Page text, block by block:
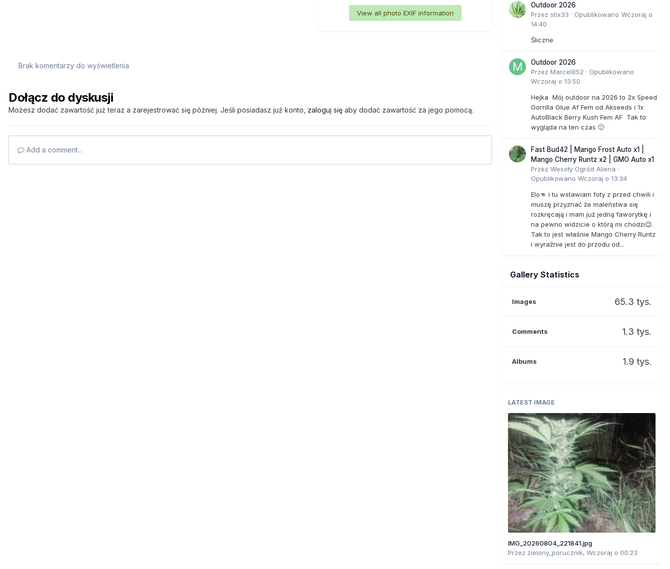
View all photo EXIF information
Brak komentarzy do wyświetlenia
Dołącz do dyskusji
Możesz dodać zawartość już teraz a zarejestrować się później. Jeśli posiadasz już konto, zaloguj się aby dodać zawartość za jego pomocą.
Add a comment...
Outdoor 2026
Przez stix33 · Opublikowano Wczoraj o
14:40
Śliczne
Outdoor 2026
Przez Marcel852 · Opublikowano
Wczoraj o 13:50
Hejka Mój outdoor na 2026 to 2x Speed
Gorrilla Glue Af Fem od Akseeds i 1x
AutoBlack Berry Kush Fem AF Tak to
wygląda na ten czas 🙂
Fast Bud42 | Mango Frost Auto x1 |
Mango Cherry Runtz x2 | GMO Auto x1
Przez Wesoły Ogród Aliena ·
Opublikowano Wczoraj o 13:34
Elo👊 i tu wstawiam foty z przed chwili i
muszę przyznać że maleństwa się
rozkręcają i mam już jedną faworytkę i
na pewno widzicie o którą mi chodzi😉.
Tak to jest właśnie Mango Cherry Runtz
i wyraźnie jest do przodu od...
Gallery Statistics
Images 65.3 tys.
Comments 1.3 tys.
Albums 1.9 tys.
LATEST IMAGE
IMG_20260804_221841.jpg
Przez zielony_porucznik, Wczoraj o 00:23